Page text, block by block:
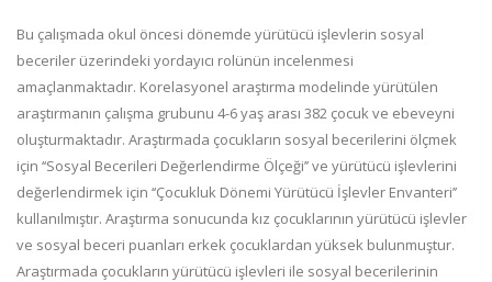
Bu çalışmada okul öncesi dönemde yürütücü işlevlerin sosyal
beceriler üzerindeki yordayıcı rolünün incelenmesi
amaçlanmaktadır. Korelasyonel araştırma modelinde yürütülen
araştırmanın çalışma grubunu 4-6 yaş arası 382 çocuk ve ebeveyni
oluşturmaktadır. Araştırmada çocukların sosyal becerilerini ölçmek
için ‘‘Sosyal Becerileri Değerlendirme Ölçeği’’ ve yürütücü işlevlerini
değerlendirmek için ‘‘Çocukluk Dönemi Yürütücü İşlevler Envanteri’’
kullanılmıştır. Araştırma sonucunda kız çocuklarının yürütücü işlevler
ve sosyal beceri puanları erkek çocuklardan yüksek bulunmuştur.
Araştırmada çocukların yürütücü işlevleri ile sosyal becerilerinin